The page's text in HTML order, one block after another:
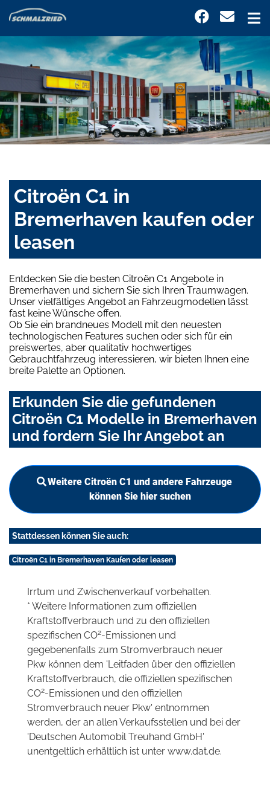
Citroën C1 in
Bremerhaven kaufen oder
leasen
Entdecken Sie die besten Citroën C1 Angebote in
Bremerhaven und sichern Sie sich Ihren Traumwagen.
Unser vielfältiges Angebot an Fahrzeugmodellen lässt
fast keine Wünsche offen.
Ob Sie ein brandneues Modell mit den neuesten
technologischen Features suchen oder sich für ein
preiswertes, aber qualitativ hochwertiges
Gebrauchtfahrzeug interessieren, wir bieten Ihnen eine
breite Palette an Optionen.
Erkunden Sie die gefundenen
Citroën C1 Modelle in Bremerhaven
und fordern Sie Ihr Angebot an
Weitere Citroën C1 und andere Fahrzeuge
können Sie hier suchen
Stattdessen können Sie auch:
Citroën C1 in Bremerhaven Kaufen oder leasen
Irrtum und Zwischenverkauf vorbehalten.
* Weitere Informationen zum offiziellen
Kraftstoffverbrauch und zu den offiziellen
spezifischen CO2-Emissionen und
gegebenenfalls zum Stromverbrauch neuer
Pkw können dem 'Leitfaden über den offiziellen
Kraftstoffverbrauch, die offiziellen spezifischen
CO2-Emissionen und den offiziellen
Stromverbrauch neuer Pkw' entnommen
werden, der an allen Verkaufsstellen und bei der
'Deutschen Automobil Treuhand GmbH'
unentgeltlich erhältlich ist unter www.dat.de.